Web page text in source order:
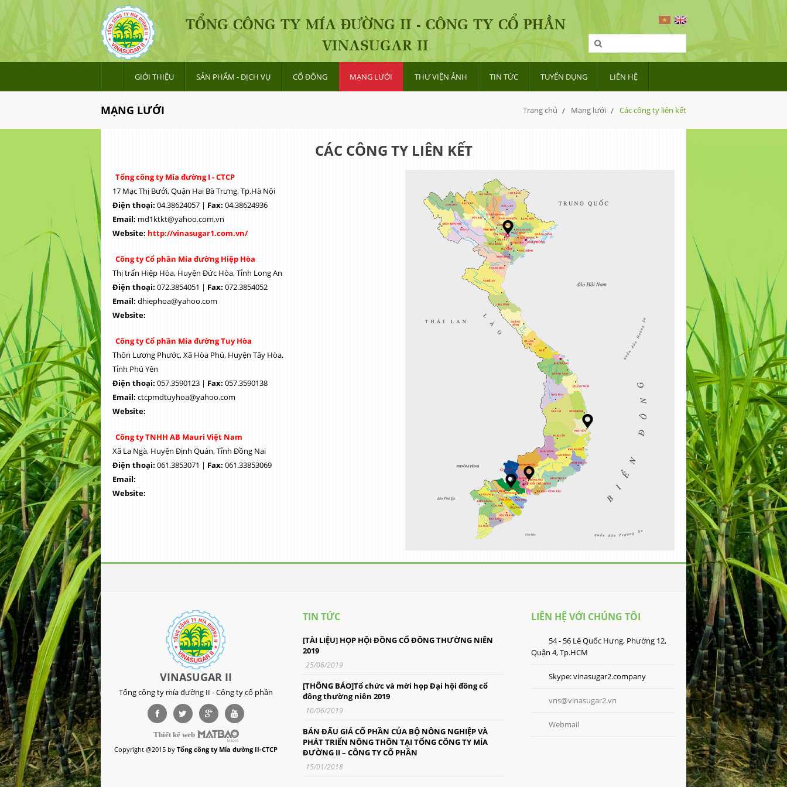
TỔNG CÔNG TY MÍA ĐƯỜNG II - CÔNG TY CỔ PHẦN
VINASUGAR II
GIỚI THIỆU SẢN PHẨM - DỊCH VỤ CỔ ĐÔNG MẠNG LƯỚI THƯ VIỆN ẢNH TIN TỨC TUYỂN DỤNG LIÊN HỆ
MẠNG LƯỚI Trang chủ Mạng lưới Các công ty liên kết
CÁC CÔNG TY LIÊN KẾT
Tổng công ty Mía đường I - CTCP
17 Mạc Thị Bưởi, Quận Hai Bà Trưng, Tp.Hà Nội
Điện thoại: 04.38624057 | Fax: 04.38624936
Email: md1ktkt@yahoo.com.vn
Website: http://vinasugar1.com.vn/
Công ty Cổ phần Mía đường Hiệp Hòa
Thị trấn Hiệp Hòa, Huyện Đức Hòa, Tỉnh Long An
Điện thoại: 072.3854051 | Fax: 072.3854052
Email: dhiephoa@yahoo.com
Website:
Công ty Cổ phần Mía đường Tuy Hòa
Thôn Lương Phước, Xã Hòa Phú, Huyện Tây Hòa,
Tỉnh Phú Yên
Điện thoại: 057.3590123 | Fax: 057.3590138
Email: ctcpmdtuyhoa@yahoo.com
Website:
Công ty TNHH AB Mauri Việt Nam
Xã La Ngà, Huyện Định Quán, Tỉnh Đồng Nai
Điện thoại: 061.3853071 | Fax: 061.33853069
Email:
Website:
VINASUGAR II
Tổng công ty mía đường II - Công ty cố phần
Thiết kế web
Copyright @2015 by Tổng công ty Mía đường II-CTCP
TIN TỨC
[TÀI LIỆU] HỌP HỘI ĐỒNG CỔ ĐÔNG THƯỜNG NIÊN
2019
25/06/2019
[THÔNG BÁO]Tổ chức và mời họp Đại hội đồng cổ
đông thường niên 2019
10/06/2019
BÁN ĐẤU GIÁ CỔ PHẦN CỦA BỘ NÔNG NGHIỆP VÀ
PHÁT TRIỂN NÔNG THÔN TẠI TỔNG CÔNG TY MÍA
ĐƯỜNG II – CÔNG TY CỔ PHẦN
15/01/2018
LIÊN HỆ VỚI CHÚNG TÔI
54 - 56 Lê Quốc Hưng, Phường 12,
Quận 4, Tp.HCM
Skype: vinasugar2.company
vns@vinasugar2.vn
Webmail